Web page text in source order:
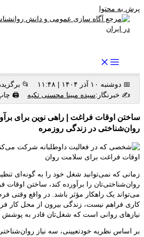
پرش به محتوا
📅 دوشنبه ۱۰ آذر ۱۴۰۴ | ۱۱:۴۸ 📂
✍️ خبرنگار:سیده مبینا محسنی تکیه 🖨
ساختن اوقات فراغت | راهی نوین برای
روان‌شناختی در زندگی روزمره
زمانی که نمی‌توانید شغل خود را به گونه‌ای
می‌تواند یک راهکار مؤثر باشد. در واقع وقتی
کاری فراهم نیست، زندگی بیرون از محل کار
نیازهای روانی است که شغل‌تان قادر به پوشش
بر اساس نظریه خودتعیینی، سه نیاز